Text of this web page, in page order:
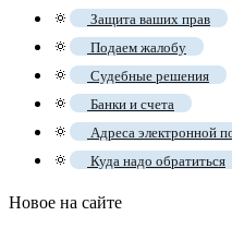
🔅 Защита ваших прав
🔅 Подаем жалобу
🔅 Судебные решения
🔅 Банки и счета
🔅 Адреса электронной
🔅 Куда надо обратиться
Новое на сайте